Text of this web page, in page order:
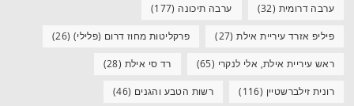
ערבה דרומית (32) ערבה תיכונה (177)
פיליפ אזרד עיריית אילת(27) פרקליטות מחוז דרום (פלילי) (26)
ראש עיריית אילת, אלי לנקרי (65) רד סי אילת (28)
רונית זילברשטיין (116) רשות הטבע והגנים (46)